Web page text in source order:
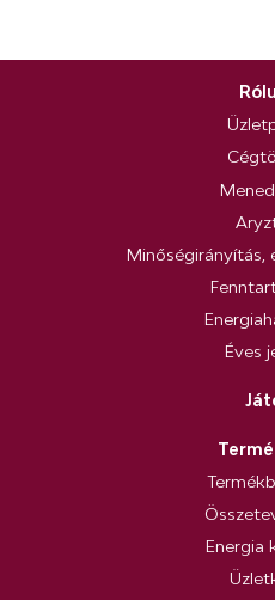
Minőségirányítás,
Éves
Energia